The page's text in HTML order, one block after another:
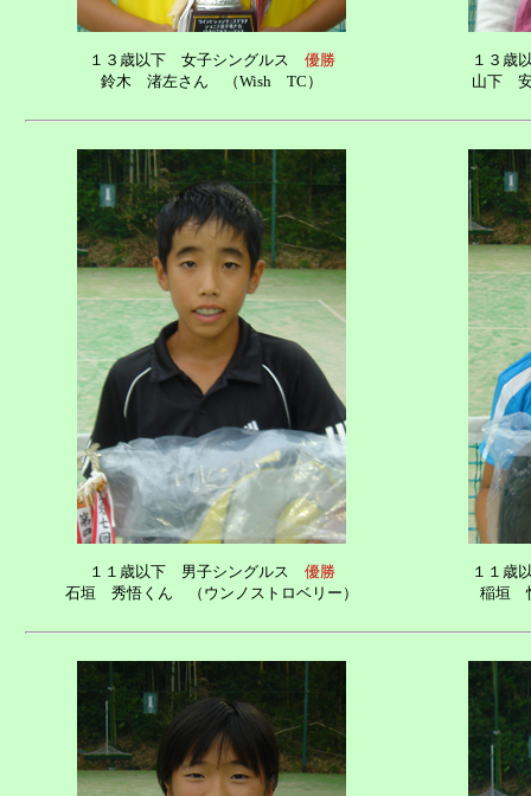
１３歳以下 女子シングルス 優勝
鈴木 渚左さん （Wish TC）
１３歳
山下
１１歳以下 男子シングルス 優勝
石垣 秀悟くん （ウンノストロベリー）
１１歳
稲垣